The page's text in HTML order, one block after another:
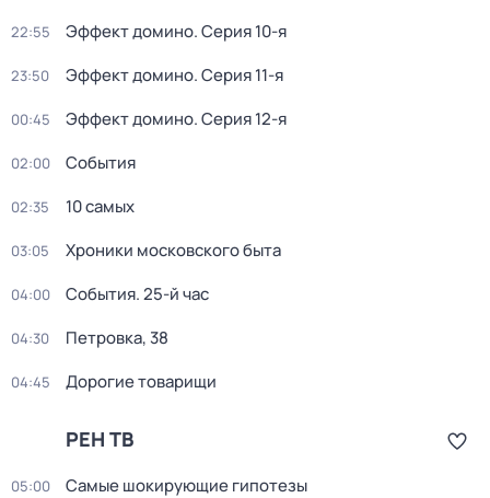
22:55 Эффект домино. Серия 10-я
23:50 Эффект домино. Серия 11-я
00:45 Эффект домино. Серия 12-я
02:00 События
02:35 10 самых
03:05 Хроники московского быта
04:00 События. 25-й час
04:30 Петровка, 38
04:45 Дорогие товарищи
РЕН ТВ
05:00 Самые шoкиpующие гипотезы